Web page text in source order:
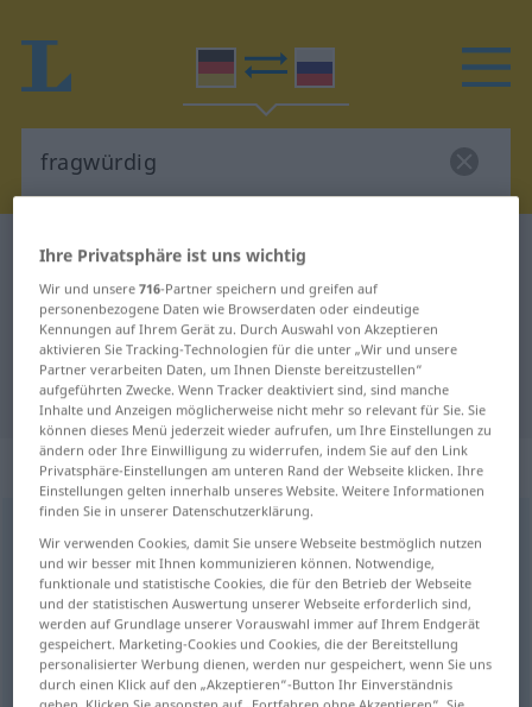
Deutsch-Russisch Wörterbuch
Deutsch-Russisch Übersetzung für
"fragwürdig"
"fragwürdig" Russisch Übersetzung
„fragwürdig“
Übersicht aller Übersetzungen
(Für mehr Details die Übersetzung anklicken/antippen)
сомнительный
Ihre Privatsphäre ist uns wichtig
Wir und unsere716-Partner speichern und greifen auf
personenbezogene Daten wie Browserdaten oder eindeutige
Kennungen auf Ihrem Gerät zu. Durch Auswahl von Akzeptieren
aktivieren Sie Tracking-Technologien für die unter „Wir und unsere
Partner verarbeiten Daten, um Ihnen Dienste bereitzustellen“
aufgeführten Zwecke. Wenn Tracker deaktiviert sind, sind manche
Inhalte und Anzeigen möglicherweise nicht mehr so relevant für Sie. Sie
können dieses Menü jederzeit wieder aufrufen, um Ihre Einstellungen zu
ändern oder Ihre Einwilligung zu widerrufen, indem Sie auf den Link
Privatsphäre-Einstellungen am unteren Rand der Webseite klicken. Ihre
Einstellungen gelten innerhalb unseres Website. Weitere Informationen
finden Sie in unserer Datenschutzerklärung.
Wir verwenden Cookies, damit Sie unsere Webseite bestmöglich nutzen
und wir besser mit Ihnen kommunizieren können. Notwendige,
funktionale und statistische Cookies, die für den Betrieb der Webseite
und der statistischen Auswertung unserer Webseite erforderlich sind,
werden auf Grundlage unserer Vorauswahl immer auf Ihrem Endgerät
gespeichert. Marketing-Cookies und Cookies, die der Bereitstellung
personalisierter Werbung dienen, werden nur gespeichert, wenn Sie uns
durch einen Klick auf den „Akzeptieren“-Button Ihr Einverständnis